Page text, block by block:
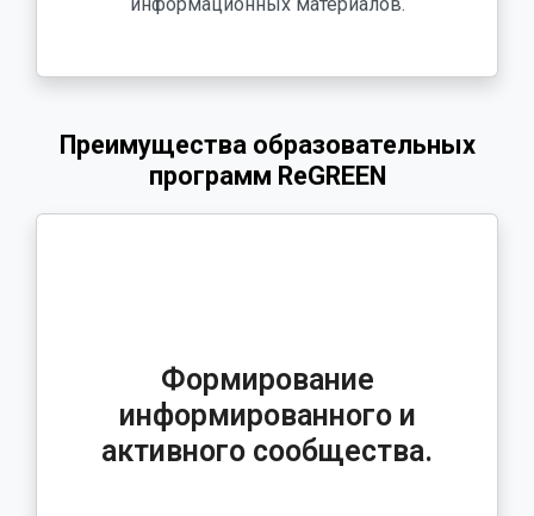
информационных материалов.
Преимущества образовательных
программ ReGREEN
Формирование
информированного и
активного сообщества.